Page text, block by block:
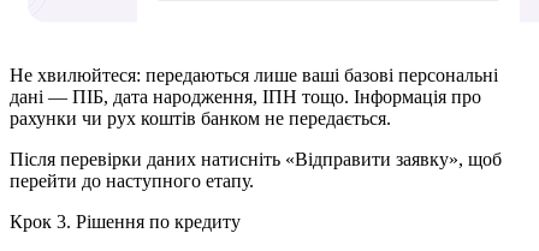
Не хвилюйтеся: передаються лише ваші базові персональні
дані — ПІБ, дата народження, ІПН тощо. Інформація про
рахунки чи рух коштів банком не передається.
Після перевірки даних натисніть «Відправити заявку», щоб
перейти до наступного етапу.
Крок 3. Рішення по кредиту